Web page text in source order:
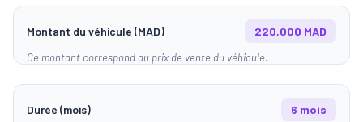
Montant du véhicule (MAD) 220,000 MAD
Ce montant correspond au prix de vente du véhicule.
Durée (mois) 6 mois